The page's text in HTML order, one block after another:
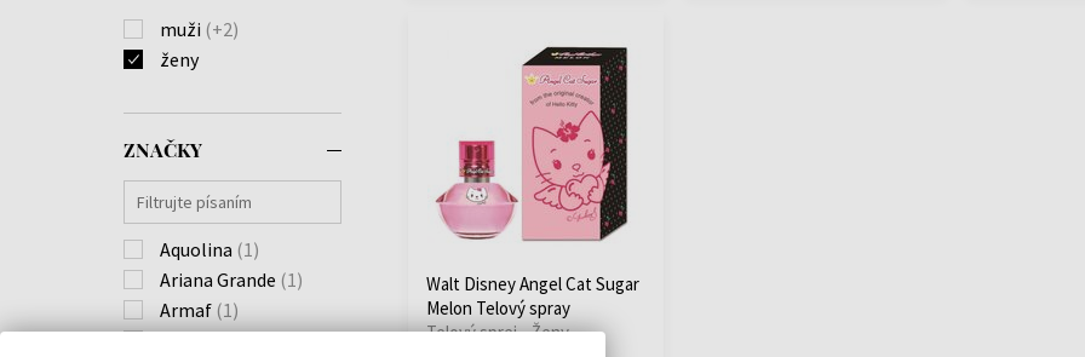
muži (+2)
ženy
ZNAČKY
Aquolina (1)
Ariana Grande (1)
Armaf (1)
Walt Disney Angel Cat Sugar
Melon Telový spray
Telový sprej - Ženy